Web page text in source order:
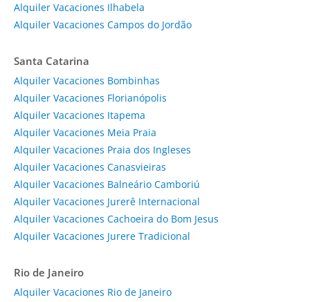
Alquiler Vacaciones Ilhabela
Alquiler Vacaciones Campos do Jordão
Santa Catarina
Alquiler Vacaciones Bombinhas
Alquiler Vacaciones Florianópolis
Alquiler Vacaciones Itapema
Alquiler Vacaciones Meia Praia
Alquiler Vacaciones Praia dos Ingleses
Alquiler Vacaciones Canasvieiras
Alquiler Vacaciones Balneário Camboriú
Alquiler Vacaciones Jurerê Internacional
Alquiler Vacaciones Cachoeira do Bom Jesus
Alquiler Vacaciones Jurere Tradicional
Rio de Janeiro
Alquiler Vacaciones Rio de Janeiro